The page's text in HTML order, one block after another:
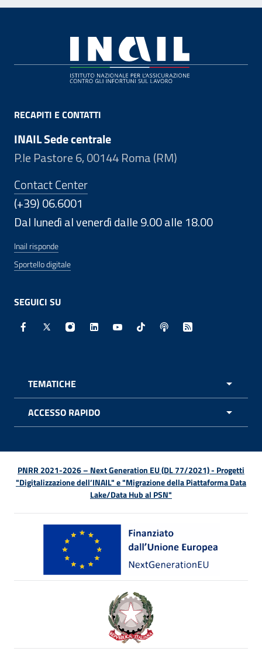
RECAPITI E CONTATTI
INAIL Sede centrale
P.le Pastore 6, 00144 Roma (RM)
Contact Center
(+39) 06.6001
Dal lunedì al venerdì dalle 9.00 alle 18.00
Inail risponde
Sportello digitale
SEGUICI SU
Facebook - Sito esterno - Apertura in nuova finestra
X - Sito esterno - Apertura in nuova finestra
Instagram - Sito esterno - Apertura in
Linkedin - Sito esterno - Apertura in
Youtube - Sito esterno -
TikTok - Sito esterno -
Spreaker - Sito
Feed RSS -
TEMATICHE
ACCESSO RAPIDO
PNRR 2021-2026 – Next Generation EU (DL 77/2021) - Progetti
"Digitalizzazione dell’INAIL" e "Migrazione della Piattaforma Data
Lake/Data Hub al PSN"